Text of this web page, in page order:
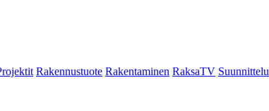
Rakennustuote Rakentaminen RaksaTV Suunnittelu